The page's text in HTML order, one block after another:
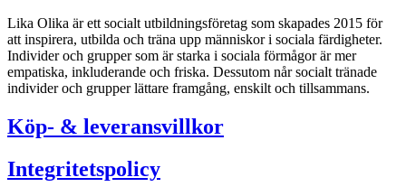
Lika Olika är ett socialt utbildningsföretag som skapades 2015 för
att inspirera, utbilda och träna upp människor i sociala färdigheter.
Individer och grupper som är starka i sociala förmågor är mer
empatiska, inkluderande och friska. Dessutom når socialt tränade
individer och grupper lättare framgång, enskilt och tillsammans.
Köp- & leveransvillkor
Integritetspolicy